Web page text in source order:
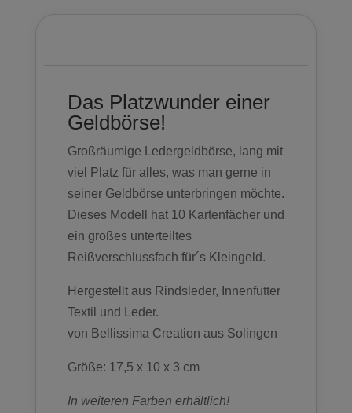
Das Platzwunder einer
Geldbörse!
Großräumige Ledergeldbörse, lang mit
viel Platz für alles, was man gerne in
seiner Geldbörse unterbringen möchte.
Dieses Modell hat 10 Kartenfächer und
ein großes unterteiltes
Reißverschlussfach für´s Kleingeld.
Hergestellt aus Rindsleder, Innenfutter
Textil und Leder.
von Bellissima Creation aus Solingen
Größe: 17,5 x 10 x 3 cm
In weiteren Farben erhältlich!